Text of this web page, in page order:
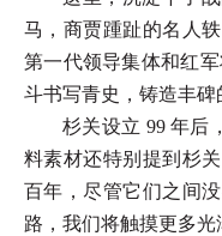
马，商贾踵趾的名人
第一代领导集体和红
斗书写青史，铸造丰
杉关设立 99 年后
料素材还特别提到杉
百年，尽管它们之间
路，我们将触摸更多光